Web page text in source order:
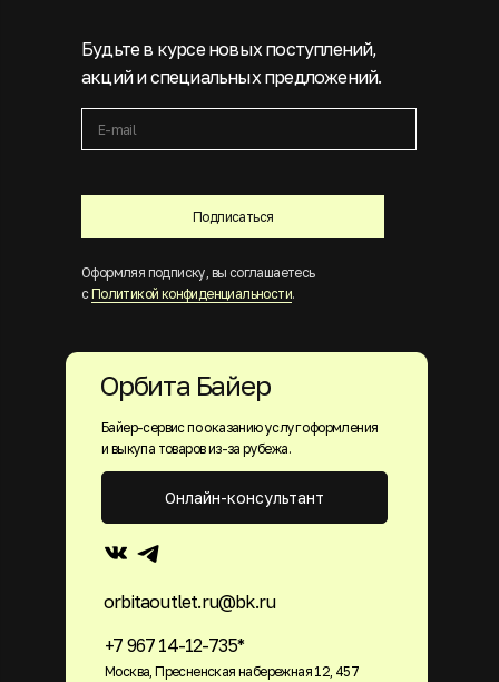
Подписаться
Будьте в курсе новых поступлений,
акций и специальных предложений.
Оформляя подписку, вы соглашаетесь
с Политикой конфиденциальности.
Байер-сервис по оказанию услуг оформления
и выкупа товаров из-за рубежа.
+7 967 14-12-735*
Москва, Пресненская набережная 12, 457
orbitaoutlet.ru@bk.ru
Онлайн-консультант
Орбита Байер